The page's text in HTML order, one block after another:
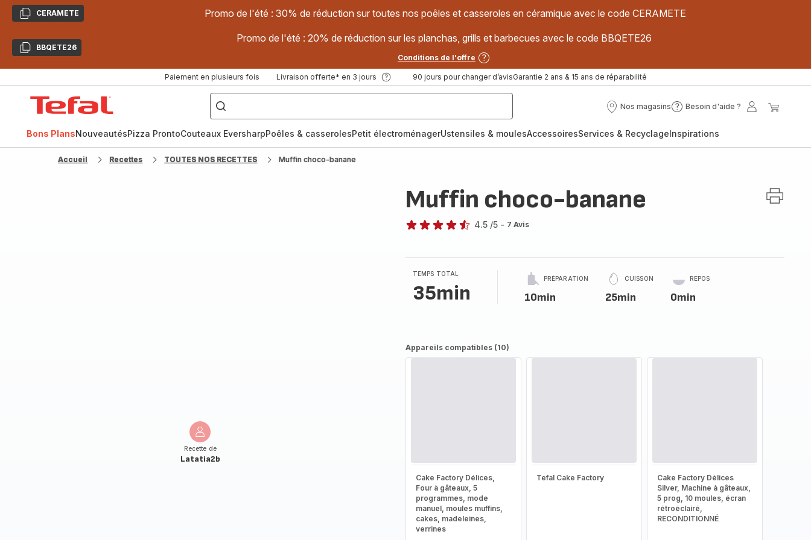
CopierCERAMETE Promo de l'été : 30% de réduction sur toutes nos poêles et casseroles en céramique avec le code CERAMETE
CopierBBQETE26
Promo de l'été : 20% de réduction sur les planchas, grills et barbecues avec le code BBQETE26
Conditions de l'offre
Paiement en plusieurs fois Livraison offerte* en 3 jours 90 jours pour changer d’avisGarantie 2 ans & 15 ans de réparabilité
["Poêles
inox,
Cake
Factory,
Nos magasins
Nos
Besoin d'aide ?
Besoin
?
Mon
Bons PlansNouveautésPizza ProntoCouteaux EversharpPoêles & casserolesPetit électroménagerUstensiles & moulesAccessoiresServices & RecyclageInspirations
Accueil Recettes TOUTES NOS RECETTES Muffin choco-banane
Recette de
Latatia2b
Muffin choco-banane
4.5 /5 - 7 Avis
TEMPS TOTAL
35min
PRÉPARATION
10min
CUISSON
25min
REPOS
0min
Appareils compatibles (10)
Cake Factory Délices,
Four à gâteaux, 5
programmes, mode
manuel, moules muffins,
cakes, madeleines,
verrines
Tefal Cake Factory
Cake Factory Délices
Silver, Machine à gâteaux,
5 prog, 10 moules, écran
rétroéclairé,
RECONDITIONNÉ